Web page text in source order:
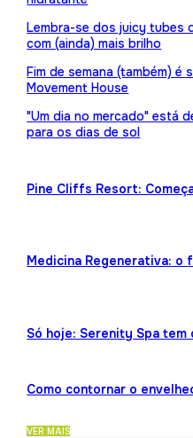
Lembra-se dos juicy tubes
com (ainda) mais brilho
Fim de semana (também) é
Movement House
"Um dia no mercado" está
para os dias de sol
Pine Cliffs Resort:
Medicina Regenerativa: o
Só hoje: Serenity Spa
Como contornar o
VER MAIS